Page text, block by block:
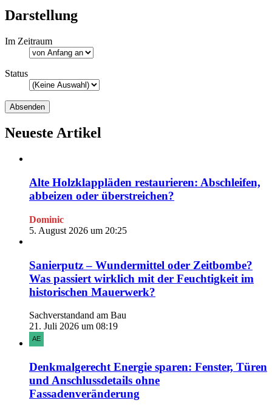
Darstellung
Im Zeitraum
Status
Neueste Artikel
Alte Holzklappläden restaurieren: Abschleifen,
abbeizen oder überstreichen?
Dominic
5. August 2026 um 20:25
Sanierputz – Wundermittel oder Zeitbombe?
Was passiert wirklich mit der Feuchtigkeit im
historischen Mauerwerk?
Sachverstandand am Bau
21. Juli 2026 um 08:19
Denkmalgerecht Energie sparen: Fenster, Türen
und Anschlussdetails ohne
Fassadenveränderung